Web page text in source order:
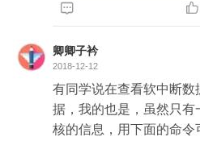
 
卿卿子衿
2018-12-12
有同学说在查看软中断
据，我的也是，虽然只
核的信息，用下面的命